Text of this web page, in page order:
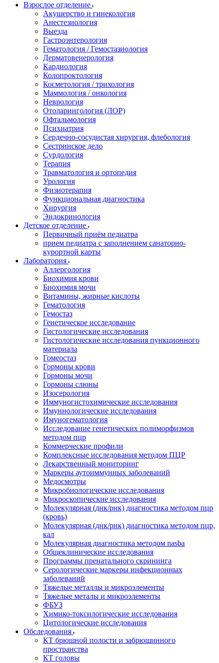
Взрослое отделение
Акушерство и гинекология
Анестезиология
Выезда
Гастроэнтерология
Гематология / Гемостазиология
Дерматовенерология
Кардиология
Колопроктология
Косметология / трихология
Маммология / онкология
Неврология
Отоларингология (ЛОР)
Офтальмология
Психиатрия
Сердечно-сосудистая хирургия, флебология
Сестринское дело
Сурдология
Терапия
Травматология и ортопедия
Урология
Физиотерапия
Функциональная диагностика
Хирургия
Эндокринология
Детское отделение
Первичный приём педиатра
прием педиатра с заполнением санаторно-
курортной карты
Лаборатория
Аллергология
Биохимия крови
Биохимия мочи
Витамины, жирные кислоты
Гематология
Гемостаз
Генетическое исследование
Гистологические исследования
Гистологические исследования пункционного
материала
Гомеостаз
Гормоны крови
Гормоны мочи
Гормоны слюны
Изосерология
Иммуногистохимические исследования
Имуннологические исследования
Имуногематология
Исследование генетических полиморфизмов
методом пцр
Коммерческие профили
Комплексные исследования методом ПЦР
Лекарственный мониторинг
Маркеры аутоиммунных заболеваний
Медосмотры
Микробиологические исследования
Микроскопические исследования
Молекулярная (днк/рнк) диагностика методом пцр
(кровь)
Молекулярная (днк/рнк) диагностика методом пцр,
кал
Молекулярная диагностика методом nasba
Общеклинические исследования
Программы пренатального скрининга
Серологические маркеры инфекционных
заболеваний
Тяжелые металлы и микроэлементы
Тяжелые металы и микроэлементы
ФБУЗ
Химико-токсилогические исследования
Цитологические исследования
Обследования
КТ брюшной полости и забрюшинного
пространства
КТ головы